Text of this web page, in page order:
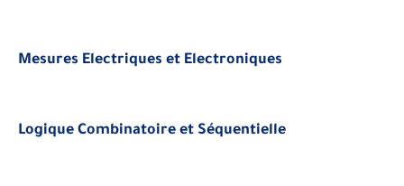
Mesures Electriques et Electroniques
Logique Combinatoire et Séquentielle